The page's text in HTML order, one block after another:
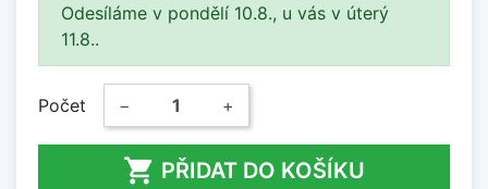
Odesíláme v pondělí 10.8., u vás v úterý
11.8..
Počet − +
 PŘIDAT DO KOŠÍKU